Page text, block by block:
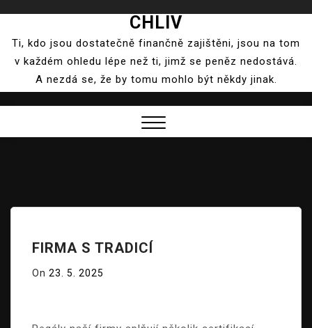
content
CHLIV
Ti, kdo jsou dostatečně finančně zajištěni, jsou na tom
v každém ohledu lépe než ti, jimž se peněz nedostává.
A nezdá se, že by tomu mohlo být někdy jinak.
FIRMA S TRADICÍ
On 23. 5. 2025